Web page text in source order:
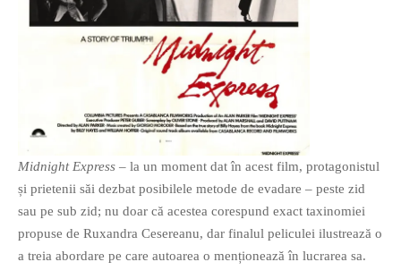
Midnight Express – la un moment dat în acest film, protagonistul
și prietenii săi dezbat posibilele metode de evadare – peste zid
sau pe sub zid; nu doar că acestea corespund exact taxinomiei
propuse de Ruxandra Cesereanu, dar finalul peliculei ilustrează o
a treia abordare pe care autoarea o menționează în lucrarea sa.